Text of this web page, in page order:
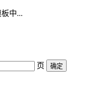
中...
页 确定